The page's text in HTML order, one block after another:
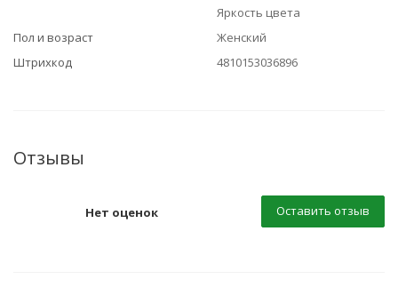
Яркость цвета
Пол и возраст
Женский
Штрихкод
4810153036896
Отзывы
Нет оценок Оставить отзыв